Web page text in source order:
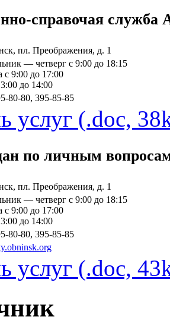
справочая служба
пл. Преображения, д. 1
— четверг с 9:00 до 18:15
с 9:00 до 17:00
до 14:00
80-80, 395-85-85
услуг (.doc,
по личным
пл. Преображения, д. 1
— четверг с 9:00 до 18:15
с 9:00 до 17:00
до 14:00
80-80, 395-85-85
услуг (.doc,